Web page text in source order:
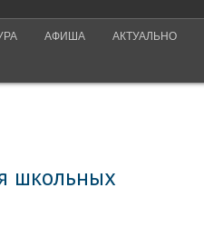
АФИША АКТУАЛЬНО
школьных